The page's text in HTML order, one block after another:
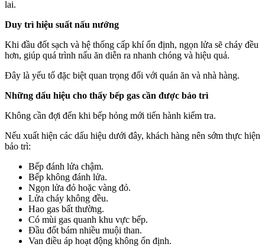
lai.
Duy trì hiệu suất nấu nướng
Khi đầu đốt sạch và hệ thống cấp khí ổn định, ngọn lửa sẽ cháy đều
hơn, giúp quá trình nấu ăn diễn ra nhanh chóng và hiệu quả.
Đây là yếu tố đặc biệt quan trọng đối với quán ăn và nhà hàng.
Những dấu hiệu cho thấy bếp gas cần được bảo trì
Không cần đợi đến khi bếp hỏng mới tiến hành kiểm tra.
Nếu xuất hiện các dấu hiệu dưới đây, khách hàng nên sớm thực hiện
bảo trì:
Bếp đánh lửa chậm.
Bếp không đánh lửa.
Ngọn lửa đỏ hoặc vàng đỏ.
Lửa cháy không đều.
Hao gas bất thường.
Có mùi gas quanh khu vực bếp.
Đầu đốt bám nhiều muội than.
Van điều áp hoạt động không ổn định.